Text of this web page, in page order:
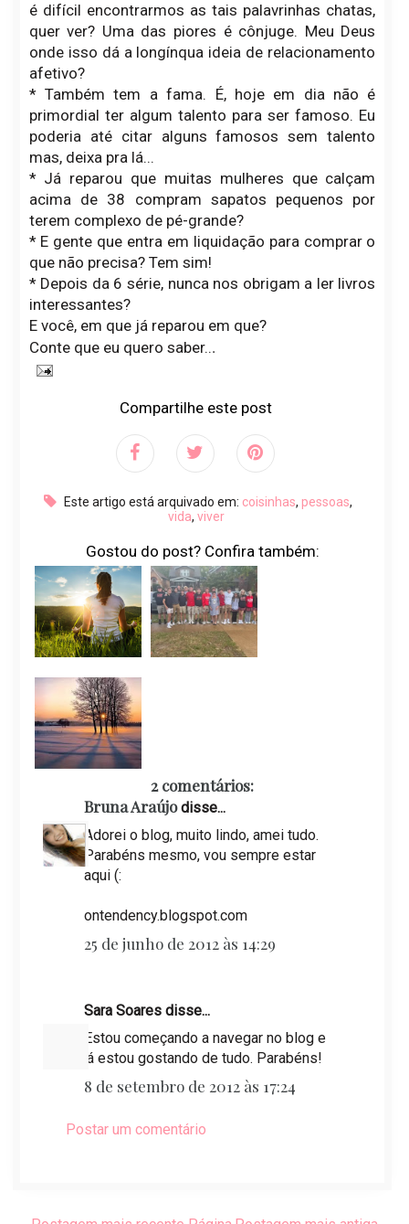
é difícil encontrarmos as tais palavrinhas chatas,
quer ver? Uma das piores é cônjuge. Meu Deus
onde isso dá a longínqua ideia de relacionamento
afetivo?
* Também tem a fama. É, hoje em dia não é
primordial ter algum talento para ser famoso. Eu
poderia até citar alguns famosos sem talento
mas, deixa pra lá...
* Já reparou que muitas mulheres que calçam
acima de 38 compram sapatos pequenos por
terem complexo de pé-grande?
* E gente que entra em liquidação para comprar o
que não precisa? Tem sim!
* Depois da 6 série, nunca nos obrigam a ler livros
interessantes?
E você, em que já reparou em que?
Conte que eu quero saber...
Compartilhe este post
Este artigo está arquivado em: coisinhas, pessoas,
vida, viver
Gostou do post? Confira também:
2 comentários:
Bruna Araújodisse...
Adorei o blog, muito lindo, amei tudo.
Parabéns mesmo, vou sempre estar
aqui (:
ontendency.blogspot.com
25 de junho de 2012 às 14:29
Sara Soares disse...
Estou começando a navegar no blog e
já estou gostando de tudo. Parabéns!
8 de setembro de 2012 às 17:24
Postar um comentário